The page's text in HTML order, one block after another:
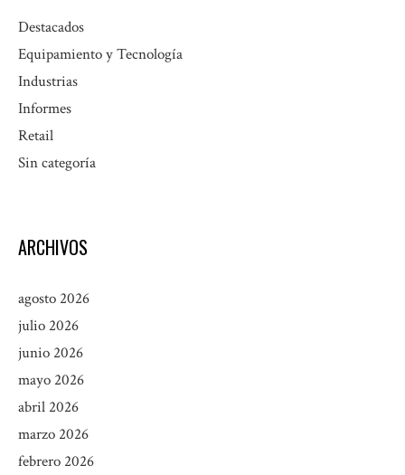
Destacados
Equipamiento y Tecnología
Industrias
Informes
Retail
Sin categoría
ARCHIVOS
agosto 2026
julio 2026
junio 2026
mayo 2026
abril 2026
marzo 2026
febrero 2026